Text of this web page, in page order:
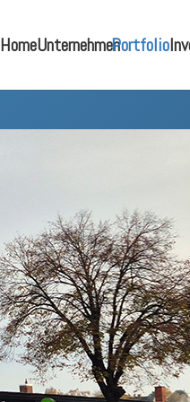
HomeUnternehmenPortfolio